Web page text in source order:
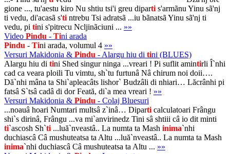
gione ..., tu'aestu kiro Nu shtiu tsi'i greu diparti s'armãnu Yinu sã'nj
ti vedu, di'acasã s'ti ntrebu Tsi adratsã ...iu bãnatsã Yinu sã'nj ti
vedu, pi tini s'pitrecu Ncljinãciuni ... »»
Video Pindu - Tini arada
Pindu - Tini arada, volumul 4 »»
Versuri Makidonia & Pindu - Alargu hiu di tini (BLUES)
Alargu hiu di tini Shed singur ninga ...vreari ! Pi suflit amintirli Î`nhi
cad ca veara ploili Tu vimtu, sh`tu furtunâ Nâ chirum noi doii….
Dă`nhi mâna ta Shi`apleacâts lishor` Budzâli di nhiari… Lăcrânhi pi
fatsâ S`tsâ cadâ di dor Feată, di`a mea vreari ! »»
Versuri Makidonia & Pindu - Colaj Bluesuri
...noauâ hoari Numtari multsâ z`inâ… Diparti calculatoari Frângu
shi`s dirinâ, Frângu ...va mi`anvirinedz Tini sâ shtiii câ io dit minti
ti`ascosh Sh`ti ...luă`nveastâ.. La numta ta Mash inima`nhi
duchiascâ Câ mushuteatsa ta Altu ...luă`nveastâ.. La numta ta Mash
inima`nhi duchiascâ Câ mushuteatsa ta Altu ... »»